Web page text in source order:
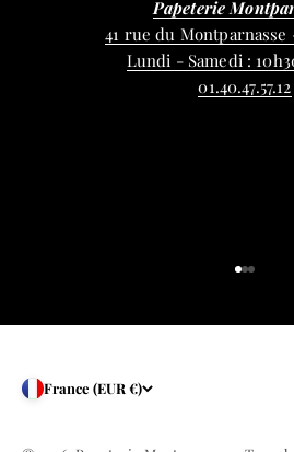
Papeterie
41 rue du Montparnasse
Lundi - Samedi :
01.40.47.57.12
France (EUR €)